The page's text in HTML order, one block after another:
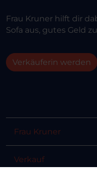
Frau Kruner hilft dir
Sofa aus, gutes Geld
Verkäuferin werden
Frau Kruner
Verkauf